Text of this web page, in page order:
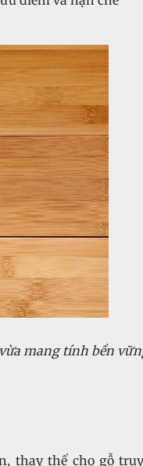
mang tính bền
thay thế cho gỗ